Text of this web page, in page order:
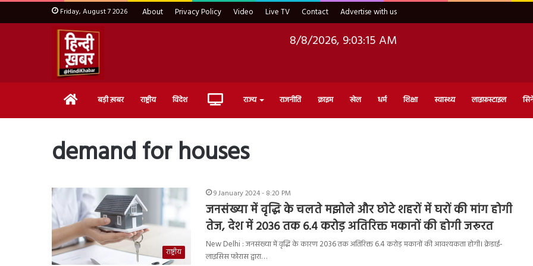
Friday, August 7 2026 About Privacy Policy Video Live TV Contact Advertise with us
8/8/2026, 9:03:15 AM
Home बड़ी ख़बर राष्ट्रीय विदेश Live राज्य राजनीति क्राइम खेल धर्म शिक्षा स्वास्थ्य लाइफ़स्टाइल
demand for houses
राष्ट्रीय
9 January 2024 - 8:20 PM
जनसंख्या में वृद्धि के चलते मझोले और छोटे शहरों में घरों की मांग होगी
तेज, देश में 2036 तक 6.4 करोड़ अतिरिक्त मकानों की होगी जरूरत
New Delhi : जनसंख्या में वृद्धि के कारण 2036 तक अतिरिक्त 6.4 करोड़ मकानों की आवश्यकता होगी। क्रेडाई-
लाइसिस फोरास द्वारा…